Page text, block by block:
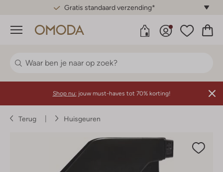
Gratis standaard verzending*
Menu
Shop nu: jouw must-haves tot 70% korting!
Terug Huisgeuren